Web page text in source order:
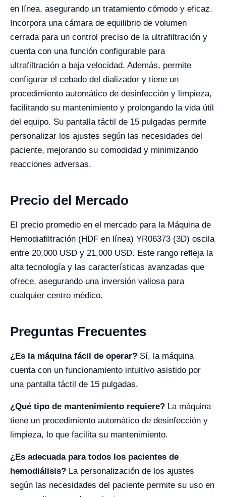
en línea, asegurando un tratamiento cómodo y eficaz.
Incorpora una cámara de equilibrio de volumen
cerrada para un control preciso de la ultrafiltración y
cuenta con una función configurable para
ultrafiltración a baja velocidad. Además, permite
configurar el cebado del dializador y tiene un
procedimiento automático de desinfección y limpieza,
facilitando su mantenimiento y prolongando la vida útil
del equipo. Su pantalla táctil de 15 pulgadas permite
personalizar los ajustes según las necesidades del
paciente, mejorando su comodidad y minimizando
reacciones adversas.
Precio del Mercado
El precio promedio en el mercado para la Máquina de
Hemodiafiltración (HDF en línea) YR06373 (3D) oscila
entre 20,000 USD y 21,000 USD. Este rango refleja la
alta tecnología y las características avanzadas que
ofrece, asegurando una inversión valiosa para
cualquier centro médico.
Preguntas Frecuentes
¿Es la máquina fácil de operar? Sí, la máquina
cuenta con un funcionamiento intuitivo asistido por
una pantalla táctil de 15 pulgadas.
¿Qué tipo de mantenimiento requiere? La máquina
tiene un procedimiento automático de desinfección y
limpieza, lo que facilita su mantenimiento.
¿Es adecuada para todos los pacientes de
hemodiálisis? La personalización de los ajustes
según las necesidades del paciente permite su uso en